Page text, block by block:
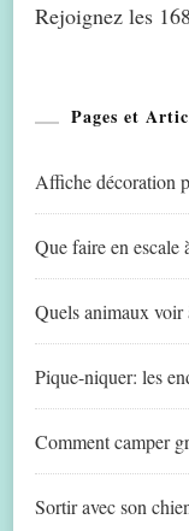
Rejoignez les
Pages et
Affiche décoration
Que faire en escale
Quels animaux
Pique-niquer: les
Comment camper
Sortir avec son